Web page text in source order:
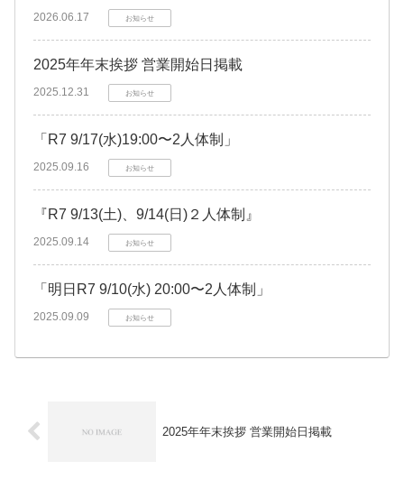
2026.06.17 お知らせ
2025年年末挨拶 営業開始日掲載
2025.12.31 お知らせ
「R7 9/17(水)19:00〜2人体制」
2025.09.16 お知らせ
『R7 9/13(土)、9/14(日)２人体制』
2025.09.14 お知らせ
「明日R7 9/10(水) 20:00〜2人体制」
2025.09.09 お知らせ
2025年年末挨拶 営業開始日掲載